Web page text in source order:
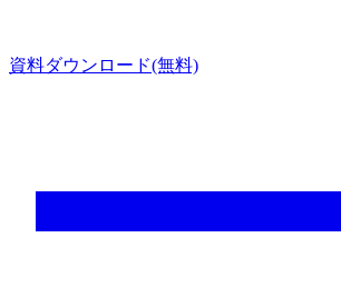
資料ダウンロード(無料)